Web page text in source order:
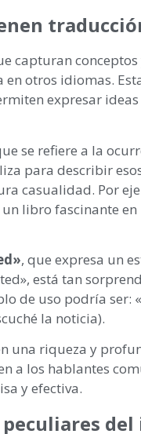
capturan
otros idiomas.
expresar
se refiere a la
para describir
casualidad. Por
libro fascinante
, que expresa un
está tan
de uso podría ser:
la noticia).
una riqueza y
a los hablantes
y efectiva.